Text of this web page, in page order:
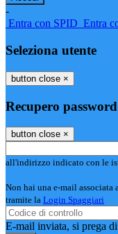
-
Entra con SPID Entra
Seleziona utente
button close ×
Recupero password
button close ×
all'indirizzo indicato con le
Non hai una e-mail associata
tramite la Login Spaggiari
E-mail inviata, si prega